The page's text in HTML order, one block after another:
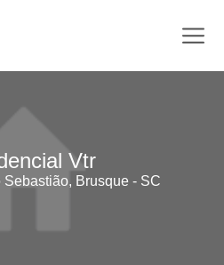
Vtr
Sebastião, Brusque - SC